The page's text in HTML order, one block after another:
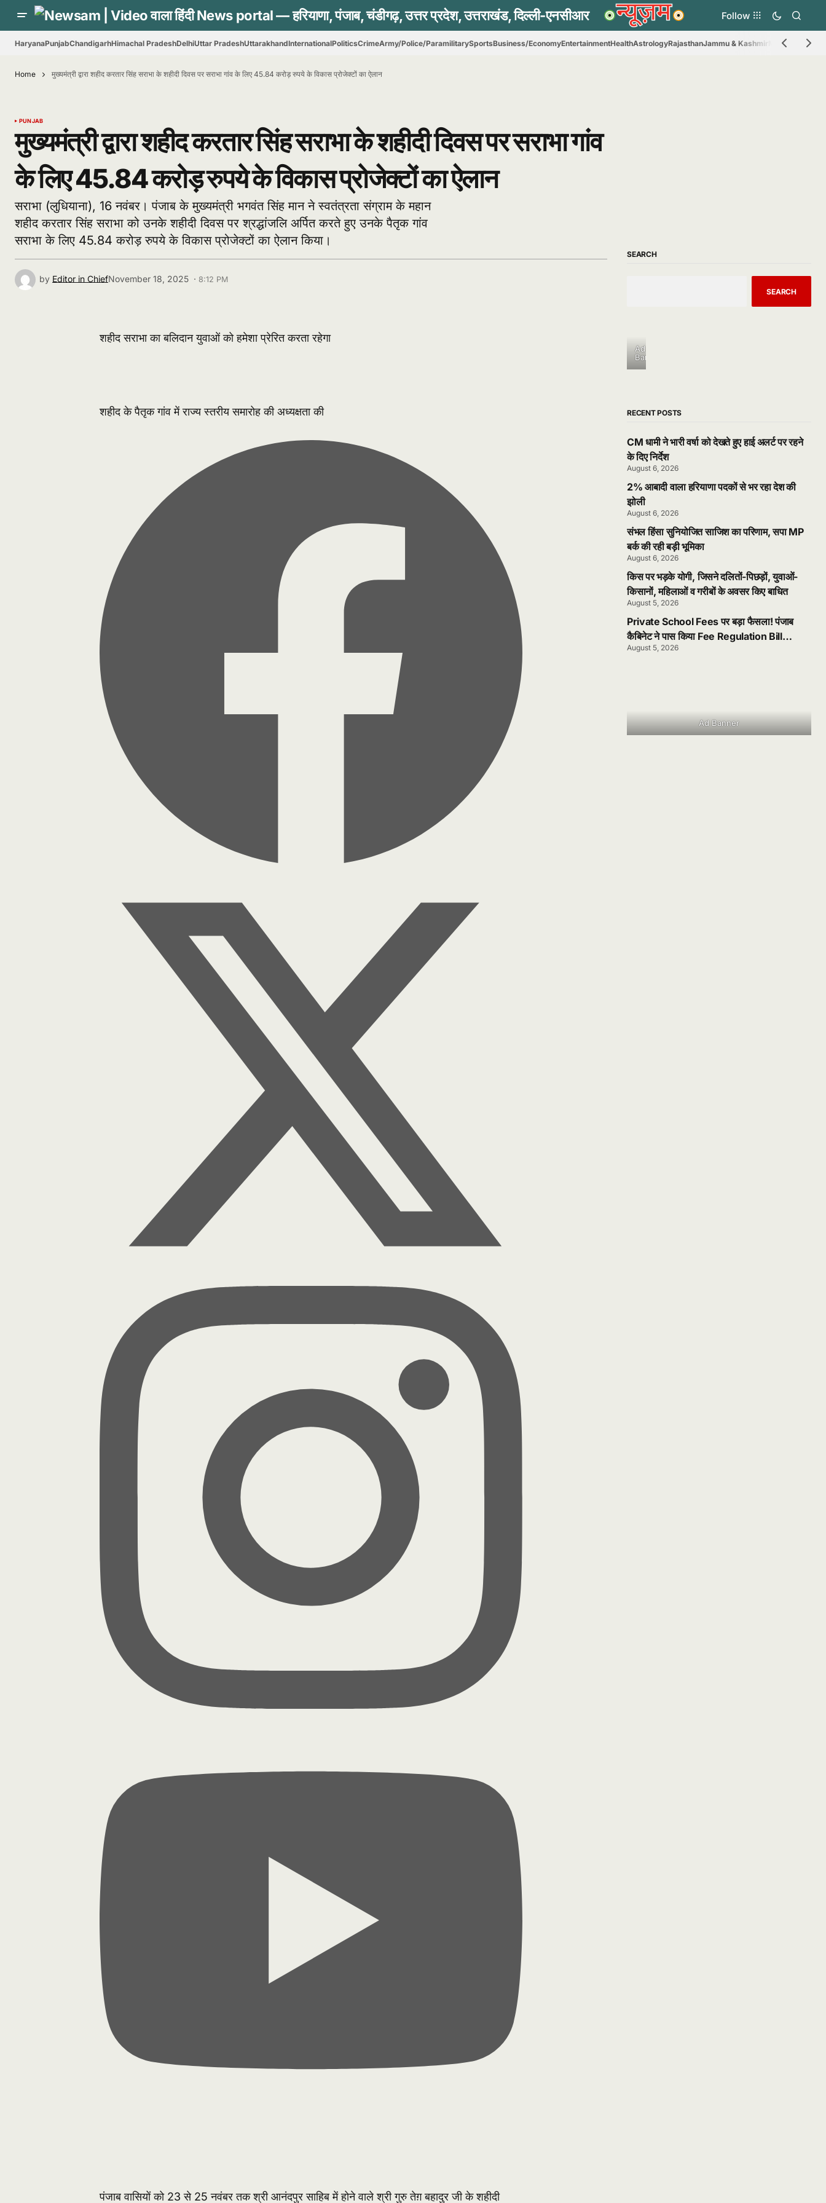
Follow
HaryanaPunjabChandigarhHimachal PradeshDelhiUttar PradeshUttarakhandInternationalPoliticsCrimeArmy/Police/ParamilitarySportsBusiness/EconomyEntertainmentHealthAstrologyRajasthanJammu & Kashmir Madhya
Home मुख्यमंत्री द्वारा शहीद करतार सिंह सराभा के शहीदी दिवस पर सराभा गांव के लिए 45.84 करोड़ रुपये के विकास प्रोजेक्टों का ऐलान
PUNJAB
मुख्यमंत्री द्वारा शहीद करतार सिंह सराभा के शहीदी दिवस पर सराभा गांव
के लिए 45.84 करोड़ रुपये के विकास प्रोजेक्टों का ऐलान
सराभा (लुधियाना), 16 नवंबर। पंजाब के मुख्यमंत्री भगवंत सिंह मान ने स्वतंत्रता संग्राम के महान
शहीद करतार सिंह सराभा को उनके शहीदी दिवस पर श्रद्धांजलि अर्पित करते हुए उनके पैतृक गांव
सराभा के लिए 45.84 करोड़ रुपये के विकास प्रोजेक्टों का ऐलान किया।
by Editor in ChiefNovember 18, 2025 · 8:12 PM
शहीद सराभा का बलिदान युवाओं को हमेशा प्रेरित करता रहेगा
शहीद के पैतृक गांव में राज्य स्तरीय समारोह की अध्यक्षता की
पंजाब वासियों को 23 से 25 नवंबर तक श्री आनंदपुर साहिब में होने वाले श्री गुरु तेग़ बहादुर जी के शहीदी
SEARCH
SEARCH
Ad
Banner
RECENT POSTS
CM धामी ने भारी वर्षा को देखते हुए हाई अलर्ट पर रहने
के दिए निर्देश
August 6, 2026
2% आबादी वाला हरियाणा पदकों से भर रहा देश की
झोली
August 6, 2026
संभल हिंसा सुनियोजित साजिश का परिणाम, सपा MP
बर्क की रही बड़ी भूमिका
August 6, 2026
किस पर भड़के योगी, जिसने दलितों-पिछड़ों, युवाओं-
किसानों, महिलाओं व गरीबों के अवसर किए बाधित
August 5, 2026
Private School Fees पर बड़ा फैसला! पंजाब
कैबिनेट ने पास किया Fee Regulation Bill
2026
August 5, 2026
Ad Banner